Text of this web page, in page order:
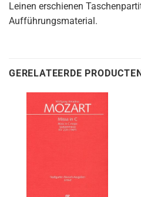
Leinen erschienen
Aufführungsmaterial.
GERELATEERDE